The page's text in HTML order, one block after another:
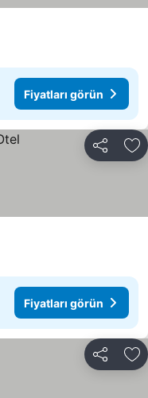
Fiyatları görün
Paylaş
Fiyatları görün
Paylaş